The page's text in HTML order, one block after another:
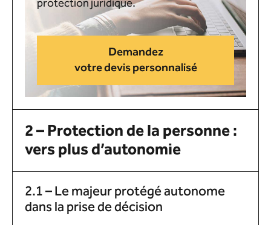
Demandez
votre devis personnalisé
2 – Protection de la personne :
vers plus d’autonomie
2.1 – Le majeur protégé autonome
dans la prise de décision